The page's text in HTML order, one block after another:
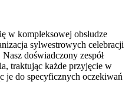
w kompleksowej obsłudze
sylwestrowych celebracji
doświadczony zespół
traktując każde przyjęcie w
je do specyficznych oczekiwań